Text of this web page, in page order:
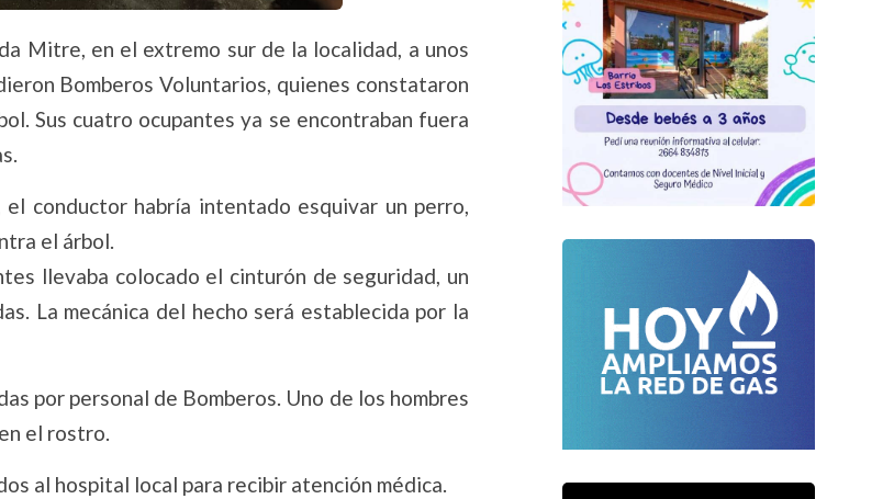
Mitre, en el extremo sur de la localidad, a unos
Bomberos Voluntarios, quienes constataron
Sus cuatro ocupantes ya se encontraban fuera
conductor habría intentado esquivar un perro,
el árbol.
llevaba colocado el cinturón de seguridad, un
La mecánica del hecho será establecida por la
por personal de Bomberos. Uno de los hombres
el rostro.
al hospital local para recibir atención médica.